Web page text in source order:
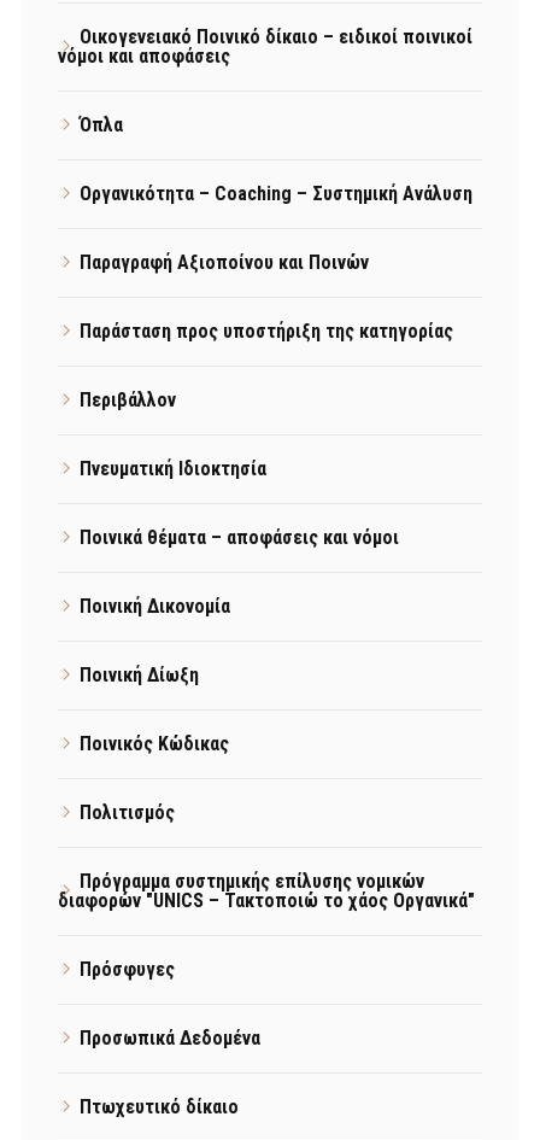
Οικογενειακό Ποινικό δίκαιο – ειδικοί ποινικοί
νόμοι και αποφάσεις
Όπλα
Οργανικότητα – Coaching – Συστημική Ανάλυση
Παραγραφή Αξιοποίνου και Ποινών
Παράσταση προς υποστήριξη της κατηγορίας
Περιβάλλον
Πνευματική Ιδιοκτησία
Ποινικά θέματα – αποφάσεις και νόμοι
Ποινική Δικονομία
Ποινική Δίωξη
Ποινικός Κώδικας
Πολιτισμός
Πρόγραμμα συστημικής επίλυσης νομικών
διαφορών "UNICS – Τακτοποιώ το χάος Οργανικά"
Πρόσφυγες
Προσωπικά Δεδομένα
Πτωχευτικό δίκαιο